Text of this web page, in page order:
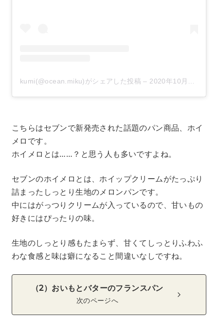
kumi(@ocean.miku)がシェアした投稿 – 2020年10月月18日午後8時16分PDT
こちらはセブンで新発売された話題のパン商品、ホイ
メロです。
ホイメロとは……？と思う人も多いですよね。
セブンのホイメロとは、ホイップクリームがたっぷり
詰まったしっとり生地のメロンパンです。
中にはがっつりクリームが入っているので、甘いもの
好きにはぴったりの味。
生地のしっとり感もたまらず、甘くてしっとりふわふ
わな食感と味は癖になること間違いなしですね。
（2）おいもとバターのフランスパン
次のページへ